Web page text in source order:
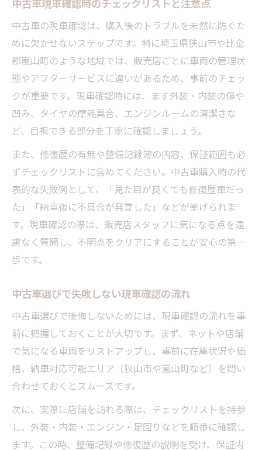
中古車の現車確認は、購入後のトラブルを未然に防ぐた
めに欠かせないステップです。特に埼玉県狭山市や比企
郡嵐山町のような地域では、販売店ごとに車両の管理状
態やアフターサービスに違いがあるため、事前のチェッ
クが重要です。現車確認時には、まず外装・内装の傷や
凹み、タイヤの摩耗具合、エンジンルームの清潔さな
ど、目視できる部分を丁寧に確認しましょう。
また、修復歴の有無や整備記録簿の内容、保証範囲も必
ずチェックリストに含めてください。中古車購入時の代
表的な失敗例として、「見た目が良くても修復歴車だっ
た」「納車後に不具合が発覚した」などが挙げられま
す。現車確認の際は、販売店スタッフに気になる点を遠
慮なく質問し、不明点をクリアにすることが安心の第一
歩です。
中古車選びで失敗しない現車確認の流れ
中古車選びで後悔しないためには、現車確認の流れを事
前に把握しておくことが大切です。まず、ネットや店舗
で気になる車両をリストアップし、事前に在庫状況や価
格、納車対応可能エリア（狭山市や嵐山町など）を問い
合わせておくとスムーズです。
次に、実際に店舗を訪れる際は、チェックリストを持参
し、外装・内装・エンジン・足回りなどを順番に確認し
ます。この時、整備記録や修復歴の説明を受け、保証内